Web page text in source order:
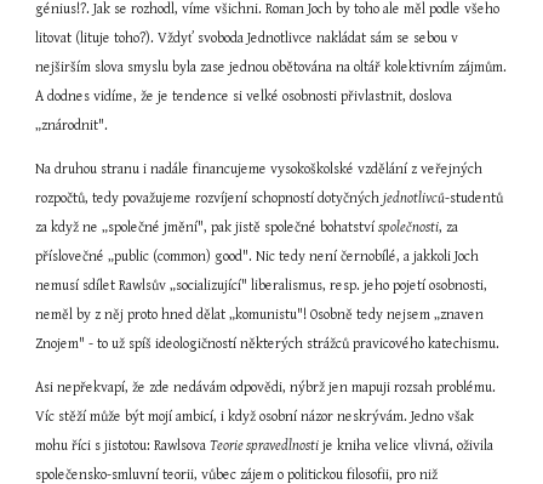
génius!?. Jak se rozhodl, víme všichni. Roman Joch by toho ale měl podle všeho
litovat (lituje toho?). Vždyť svoboda Jednotlivce nakládat sám se sebou v
nejširším slova smyslu byla zase jednou obětována na oltář kolektivním zájmům.
A dodnes vidíme, že je tendence si velké osobnosti přivlastnit, doslova
„znárodnit".
Na druhou stranu i nadále financujeme vysokoškolské vzdělání z veřejných
rozpočtů, tedy považujeme rozvíjení schopností dotyčných jednotlivců-studentů
za když ne „společné jmění", pak jistě společné bohatství společnosti, za
příslovečné „public (common) good". Nic tedy není černobílé, a jakkoli Joch
nemusí sdílet Rawlsův „socializující" liberalismus, resp. jeho pojetí osobnosti,
neměl by z něj proto hned dělat „komunistu"! Osobně tedy nejsem „znaven
Znojem" - to už spíš ideologičností některých strážců pravicového katechismu.
Asi nepřekvapí, že zde nedávám odpovědi, nýbrž jen mapuji rozsah problému.
Víc stěží může být mojí ambicí, i když osobní názor neskrývám. Jedno však
mohu říci s jistotou: Rawlsova Teorie spravedlnosti je kniha velice vlivná, oživila
společensko-smluvní teorii, vůbec zájem o politickou filosofii, pro niž